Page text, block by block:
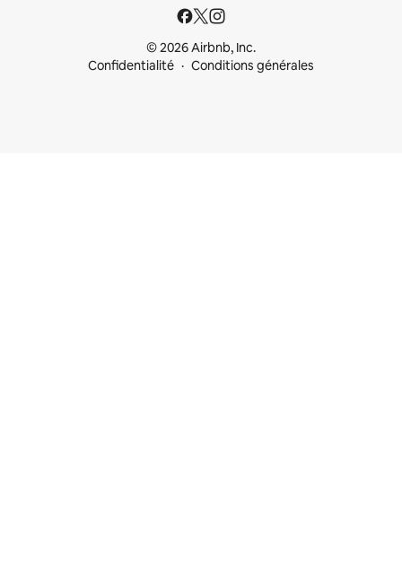
© 2026 Airbnb, Inc.
Confidentialité
Conditions générales